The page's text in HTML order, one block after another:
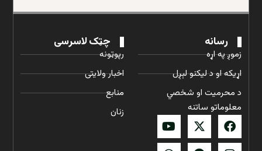
رسانه
زموږ په اړه
اړیکه او د لیکنو لېږل
د محرمیت او شخصي
معلوماتو ساتنه
چټک لاسرسی
رپوټونه
اخبار ولایتی
منابع
زنان